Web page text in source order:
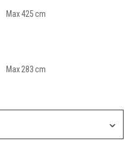
Max425cm
Max283cm